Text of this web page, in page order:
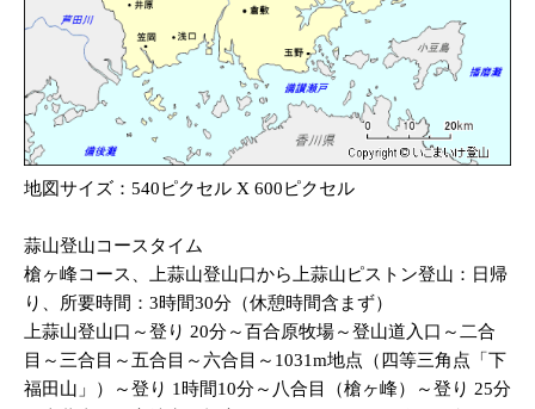
地図サイズ：540ピクセル X 600ピクセル
蒜山登山コースタイム
槍ヶ峰コース、上蒜山登山口から上蒜山ピストン登山：日帰
り、所要時間：3時間30分（休憩時間含まず）
上蒜山登山口～登り 20分～百合原牧場～登山道入口～二合
目～三合目～五合目～六合目～1031m地点（四等三角点「下
福田山」）～登り 1時間10分～八合目（槍ヶ峰）～登り 25分